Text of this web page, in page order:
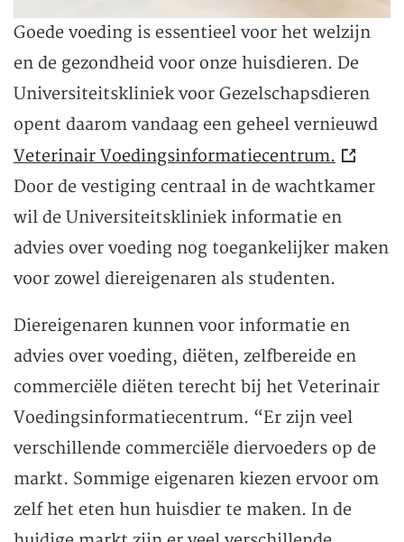
Goede voeding is essentieel voor het welzijn
en de gezondheid voor onze huisdieren. De
Universiteitskliniek voor Gezelschapsdieren
opent daarom vandaag een geheel vernieuwd
Veterinair Voedingsinformatiecentrum.
Door de vestiging centraal in de wachtkamer
wil de Universiteitskliniek informatie en
advies over voeding nog toegankelijker maken
voor zowel diereigenaren als studenten.
Diereigenaren kunnen voor informatie en
advies over voeding, diëten, zelfbereide en
commerciële diëten terecht bij het Veterinair
Voedingsinformatiecentrum. “Er zijn veel
verschillende commerciële diervoeders op de
markt. Sommige eigenaren kiezen ervoor om
zelf het eten hun huisdier te maken. In de